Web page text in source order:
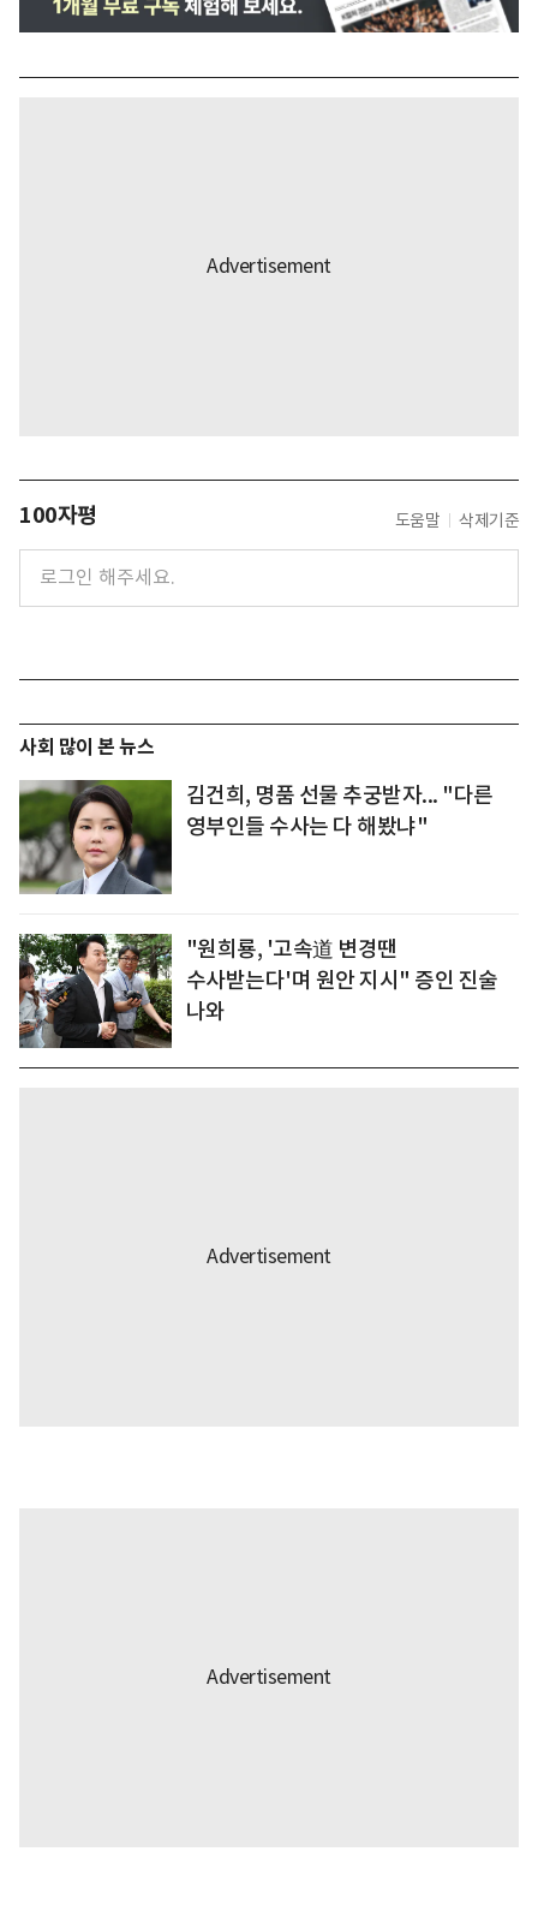
100자평 도움말 삭제기준
사회 많이 본 뉴스
김건희, 명품 선물 추궁받자... "다른
영부인들 수사는 다 해봤냐"
"원희룡, '고속道 변경땐
수사받는다'며 원안 지시" 증인 진술
나와